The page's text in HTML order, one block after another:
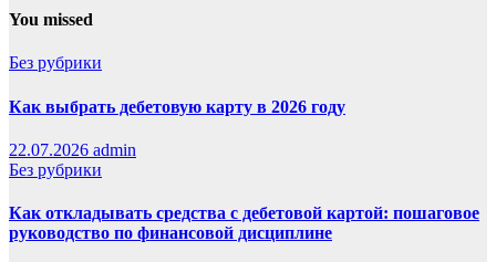
You missed
Без рубрики
Как выбрать дебетовую карту в 2026 году
22.07.2026 admin
Без рубрики
Как откладывать средства с дебетовой картой: пошаговое
руководство по финансовой дисциплине